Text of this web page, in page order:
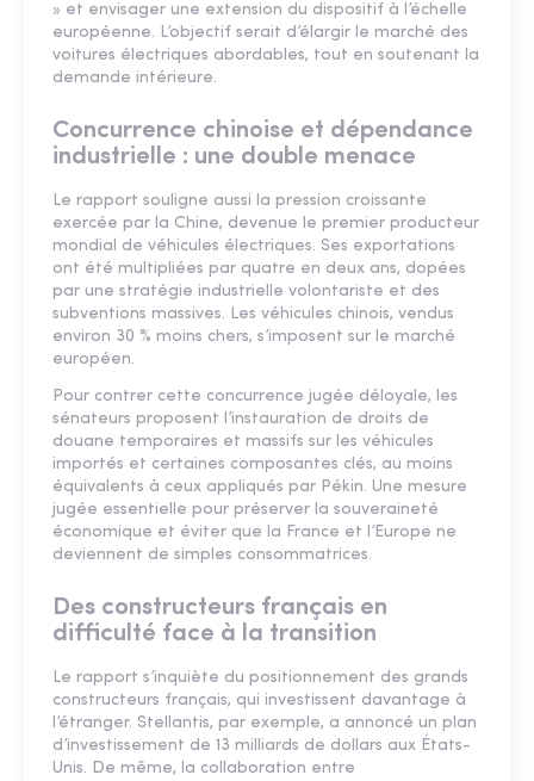
» et envisager une extension du dispositif à l’échelle
européenne. L’objectif serait d’élargir le marché des
voitures électriques abordables, tout en soutenant la
demande intérieure.
Concurrence chinoise et dépendance
industrielle : une double menace
Le rapport souligne aussi la pression croissante
exercée par la Chine, devenue le premier producteur
mondial de véhicules électriques. Ses exportations
ont été multipliées par quatre en deux ans, dopées
par une stratégie industrielle volontariste et des
subventions massives. Les véhicules chinois, vendus
environ 30 % moins chers, s’imposent sur le marché
européen.
Pour contrer cette concurrence jugée déloyale, les
sénateurs proposent l’instauration de droits de
douane temporaires et massifs sur les véhicules
importés et certaines composantes clés, au moins
équivalents à ceux appliqués par Pékin. Une mesure
jugée essentielle pour préserver la souveraineté
économique et éviter que la France et l’Europe ne
deviennent de simples consommatrices.
Des constructeurs français en
difficulté face à la transition
Le rapport s’inquiète du positionnement des grands
constructeurs français, qui investissent davantage à
l’étranger. Stellantis, par exemple, a annoncé un plan
d’investissement de 13 milliards de dollars aux États-
Unis. De même, la collaboration entre